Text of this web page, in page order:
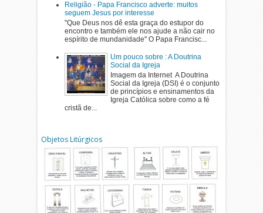
Religião - Papa Francisco adverte: muitos
seguem Jesus por interesse
"Que Deus nos dê esta graça do estupor do
encontro e também ele nos ajude a não cair no
espírito de mundanidade" O Papa Francisc...
Um pouco sobre : A Doutrina
Social da Igreja
Imagem da Internet A Doutrina
Social da Igreja (DSI) é o conjunto
de princípios e ensinamentos da
Igreja Católica sobre como a fé
cristã de...
Objetos Litúrgicos